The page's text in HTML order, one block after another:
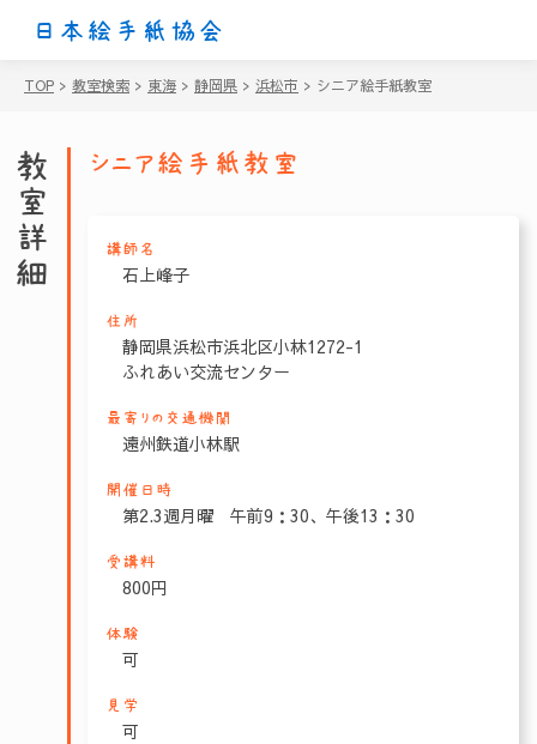
日本絵手紙協会
TOP > 教室検索 > 東海 > 静岡県 > 浜松市 > シニア絵手紙教室
教室詳細 シニア絵手紙教室
講師名
石上峰子
住所
静岡県浜松市浜北区小林1272-1
ふれあい交流センター
最寄りの交通機関
遠州鉄道小林駅
開催日時
第2.3週月曜 午前9：30、午後13：30
受講料
800円
体験
可
見学
可